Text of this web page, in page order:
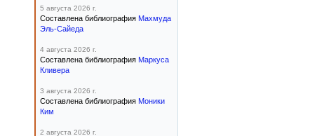
5 августа 2026 г.
Составлена библиография Махмуда
Эль-Сайеда
4 августа 2026 г.
Составлена библиография Маркуса
Кливера
3 августа 2026 г.
Составлена библиография Моники
Ким
2 августа 2026 г.